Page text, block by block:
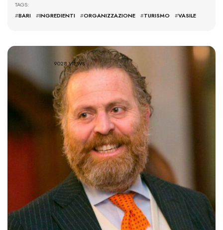
TAGS:
#BARI #INGREDIENTI #ORGANIZZAZIONE #TURISMO #VASILE
9028 VIEWS